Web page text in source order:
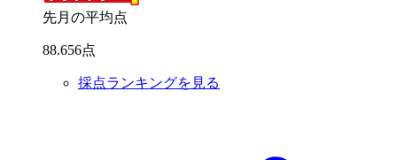
先月の平均点
88.656点
採点ランキングを見る